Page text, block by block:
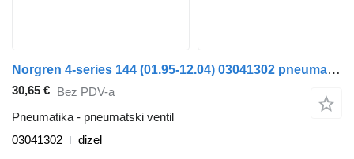
Norgren 4-series 144 (01.95-12.04) 03041302 pneumatski ventil za Scania 4-series (1995-2006) tegljača
30,65 € Bez PDV-a
Pneumatika - pneumatski ventil
03041302
dizel